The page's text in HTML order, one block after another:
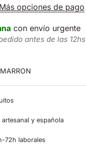
Más opciones de pago
con envío urgente
antes de las 12hs
artesanal y española
72h laborales